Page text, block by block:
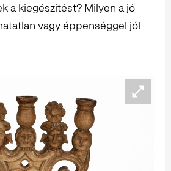
a kiegészítést? Milyen a jó
vagy éppenséggel jól